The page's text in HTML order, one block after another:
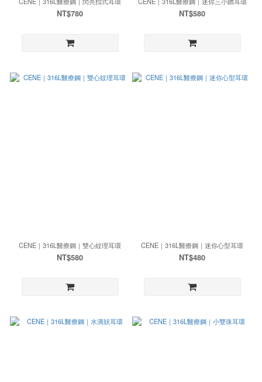
NT$780 NT$580
CENE｜316L醫療鋼｜雙心紋理耳環
NT$580
CENE｜316L醫療鋼｜迷你心型耳環
NT$480